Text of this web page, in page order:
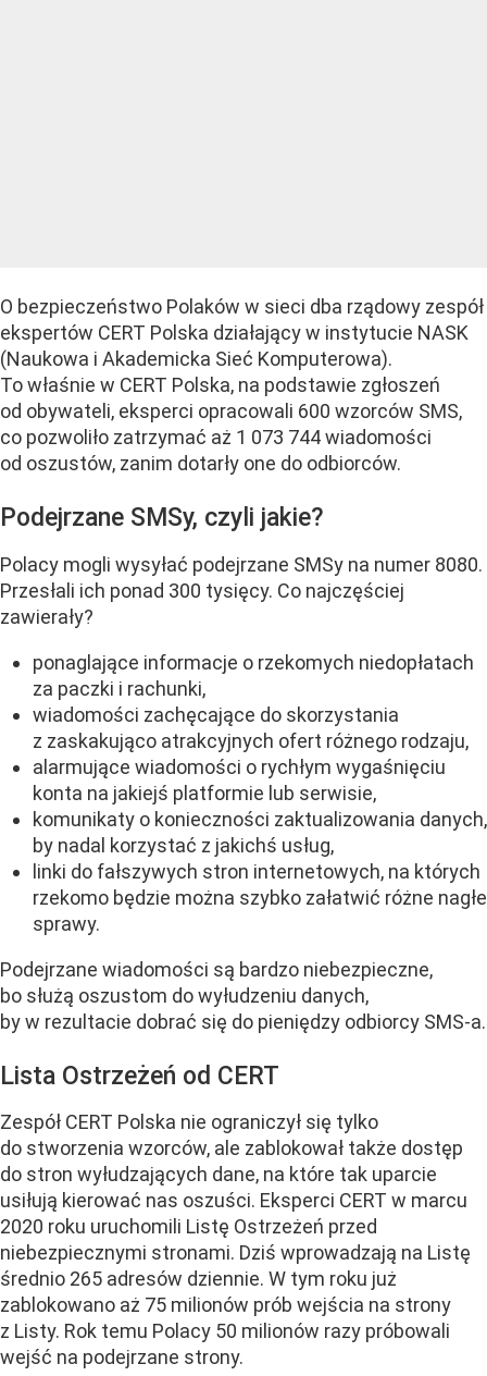
O bezpieczeństwo Polaków w sieci dba rządowy zespół
ekspertów CERT Polska działający w instytucie NASK
(Naukowa i Akademicka Sieć Komputerowa).
To właśnie w CERT Polska, na podstawie zgłoszeń
od obywateli, eksperci opracowali 600 wzorców SMS,
co pozwoliło zatrzymać aż 1 073 744 wiadomości
od oszustów, zanim dotarły one do odbiorców.
Podejrzane SMSy, czyli jakie?
Polacy mogli wysyłać podejrzane SMSy na numer 8080.
Przesłali ich ponad 300 tysięcy. Co najczęściej
zawierały?
ponaglające informacje o rzekomych niedopłatach
za paczki i rachunki,
wiadomości zachęcające do skorzystania
z zaskakująco atrakcyjnych ofert różnego rodzaju,
alarmujące wiadomości o rychłym wygaśnięciu
konta na jakiejś platformie lub serwisie,
komunikaty o konieczności zaktualizowania danych,
by nadal korzystać z jakichś usług,
linki do fałszywych stron internetowych, na których
rzekomo będzie można szybko załatwić różne nagłe
sprawy.
Podejrzane wiadomości są bardzo niebezpieczne,
bo służą oszustom do wyłudzeniu danych,
by w rezultacie dobrać się do pieniędzy odbiorcy SMS-a.
Lista Ostrzeżeń od CERT
Zespół CERT Polska nie ograniczył się tylko
do stworzenia wzorców, ale zablokował także dostęp
do stron wyłudzających dane, na które tak uparcie
usiłują kierować nas oszuści. Eksperci CERT w marcu
2020 roku uruchomili Listę Ostrzeżeń przed
niebezpiecznymi stronami. Dziś wprowadzają na Listę
średnio 265 adresów dziennie. W tym roku już
zablokowano aż 75 milionów prób wejścia na strony
z Listy. Rok temu Polacy 50 milionów razy próbowali
wejść na podejrzane strony.